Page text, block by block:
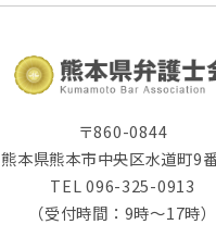
〒860-0844
熊本県熊本市中央区水道町9
TEL 096-325-0913
（受付時間：9時～17時）